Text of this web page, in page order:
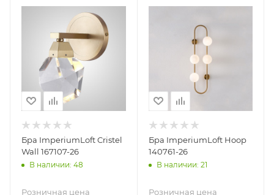
Бра ImperiumLoft Cristel
Wall 167107-26
В наличии: 48
Розничная цена
Бра ImperiumLoft Hoop
140761-26
В наличии: 21
Розничная цена